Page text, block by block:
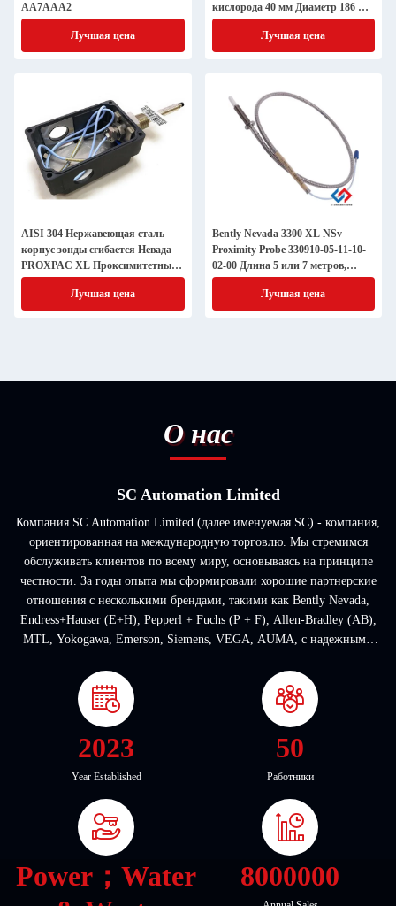
AA7AAA2
Лучшая цена
кислорода 40 мм Диаметр 186 мм
Длина вала NTC 30K датчик
температурыЛучшая цена
AISI 304 Нержавеющая сталь
корпус зонды сгибается Невада
PROXPAC XL Проксимитетный
преобразователь сборка 330880
Лучшая цена
Bently Nevada 3300 XL NSv
Proximity Probe 330910-05-11-10-
02-00 Длина 5 или 7 метров,
включая расширительный
Лучшая цена
О нас
SC Automation Limited
Компания SC Automation Limited (далее именуемая SC) - компания,
ориентированная на международную торговлю. Мы стремимся
обслуживать клиентов по всему миру, основываясь на принципе
честности. За годы опыта мы сформировали хорошие партнерские
отношения с несколькими брендами, такими как Bently Nevada,
Endress+Hauser (E+H), Pepperl + Fuchs (P + F), Allen-Bradley (AB),
MTL, Yokogawa, Emerson, Siemens, VEGA, AUMA, с надежными
2023
Year Established
50
Работники
Power；Water
8000000